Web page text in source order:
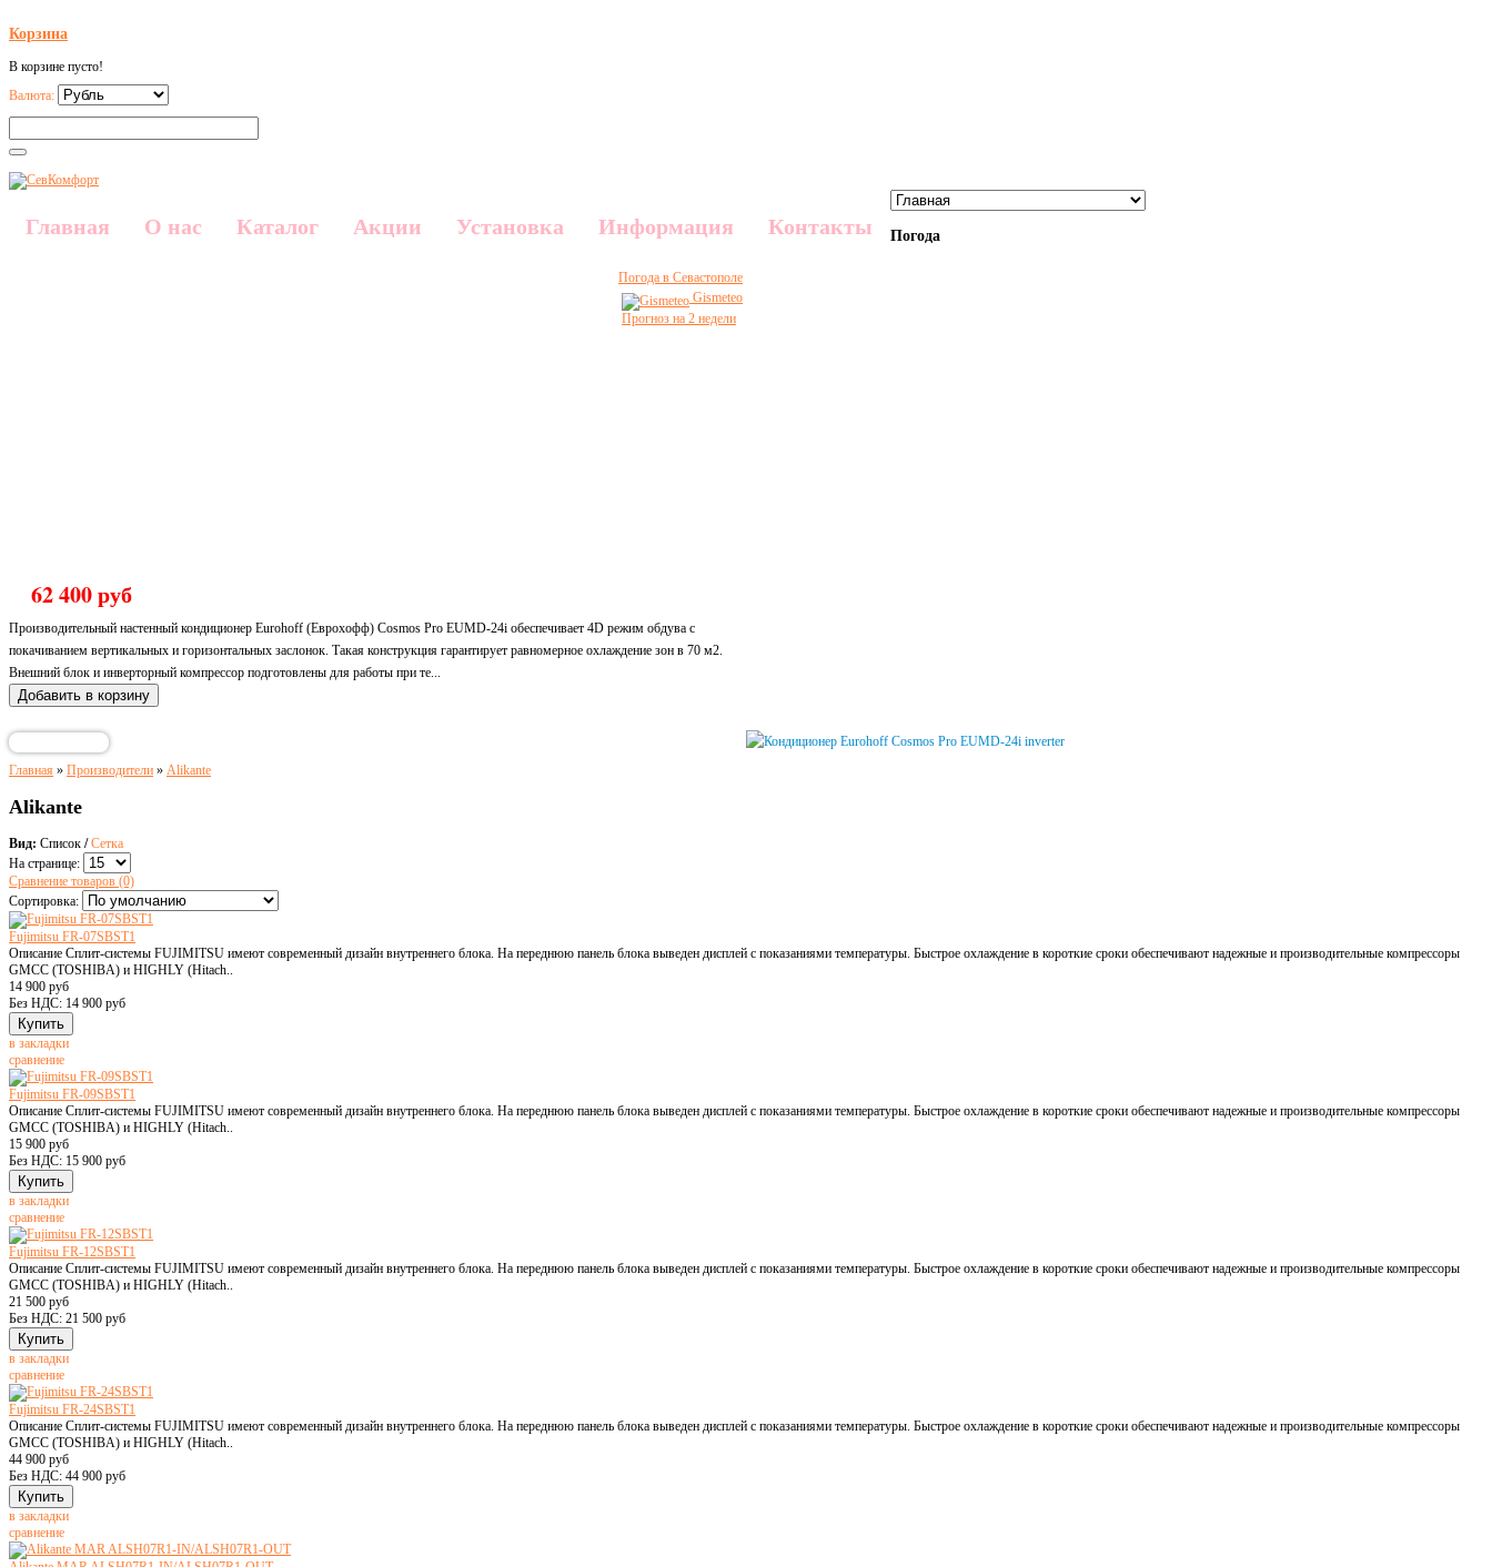
Корзина
В корзине пусто!
Валюта:
Главная О нас Каталог Акции Установка Информация Контакты Погода
Погода в Севастополе
Gismeteo
Прогноз на 2 недели
62 400 руб
Производительный настенный кондиционер Eurohoff (Еврохофф) Cosmos Pro EUMD-24i обеспечивает 4D режим обдува с
покачиванием вертикальных и горизонтальных заслонок. Такая конструкция гарантирует равномерное охлаждение зон в 70 м2.
Внешний блок и инверторный компрессор подготовлены для работы при те...
Главная » Производители » Alikante
Alikante
Вид: Список / Сетка
На странице:
Сравнение товаров (0)
Сортировка:
Fujimitsu FR-07SBST1
Описание Сплит-системы FUJIMITSU имеют современный дизайн внутреннего блока. На переднюю панель блока выведен дисплей с показаниями температуры. Быстрое охлаждение в короткие сроки обеспечивают надежные и производительные компрессоры
GMCC (TOSHIBA) и HIGHLY (Hitach..
14 900 руб
Без НДС: 14 900 руб
в закладки
сравнение
Fujimitsu FR-09SBST1
Описание Сплит-системы FUJIMITSU имеют современный дизайн внутреннего блока. На переднюю панель блока выведен дисплей с показаниями температуры. Быстрое охлаждение в короткие сроки обеспечивают надежные и производительные компрессоры
GMCC (TOSHIBA) и HIGHLY (Hitach..
15 900 руб
Без НДС: 15 900 руб
в закладки
сравнение
Fujimitsu FR-12SBST1
Описание Сплит-системы FUJIMITSU имеют современный дизайн внутреннего блока. На переднюю панель блока выведен дисплей с показаниями температуры. Быстрое охлаждение в короткие сроки обеспечивают надежные и производительные компрессоры
GMCC (TOSHIBA) и HIGHLY (Hitach..
21 500 руб
Без НДС: 21 500 руб
в закладки
сравнение
Fujimitsu FR-24SBST1
Описание Сплит-системы FUJIMITSU имеют современный дизайн внутреннего блока. На переднюю панель блока выведен дисплей с показаниями температуры. Быстрое охлаждение в короткие сроки обеспечивают надежные и производительные компрессоры
GMCC (TOSHIBA) и HIGHLY (Hitach..
44 900 руб
Без НДС: 44 900 руб
в закладки
сравнение